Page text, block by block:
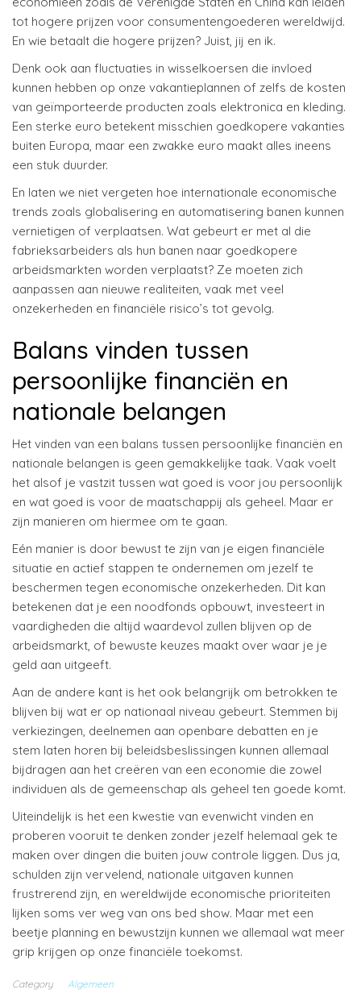
tot hogere prijzen voor consumentengoederen wereldwijd.
En wie betaalt die hogere prijzen? Juist, jij en ik.
Denk ook aan fluctuaties in wisselkoersen die invloed
kunnen hebben op onze vakantieplannen of zelfs de kosten
van geïmporteerde producten zoals elektronica en kleding.
Een sterke euro betekent misschien goedkopere vakanties
buiten Europa, maar een zwakke euro maakt alles ineens
een stuk duurder.
En laten we niet vergeten hoe internationale economische
trends zoals globalisering en automatisering banen kunnen
vernietigen of verplaatsen. Wat gebeurt er met al die
fabrieksarbeiders als hun banen naar goedkopere
arbeidsmarkten worden verplaatst? Ze moeten zich
aanpassen aan nieuwe realiteiten, vaak met veel
onzekerheden en financiële risico’s tot gevolg.
Balans vinden tussen
persoonlijke financiën en
nationale belangen
Het vinden van een balans tussen persoonlijke financiën en
nationale belangen is geen gemakkelijke taak. Vaak voelt
het alsof je vastzit tussen wat goed is voor jou persoonlijk
en wat goed is voor de maatschappij als geheel. Maar er
zijn manieren om hiermee om te gaan.
Eén manier is door bewust te zijn van je eigen financiële
situatie en actief stappen te ondernemen om jezelf te
beschermen tegen economische onzekerheden. Dit kan
betekenen dat je een noodfonds opbouwt, investeert in
vaardigheden die altijd waardevol zullen blijven op de
arbeidsmarkt, of bewuste keuzes maakt over waar je je
geld aan uitgeeft.
Aan de andere kant is het ook belangrijk om betrokken te
blijven bij wat er op nationaal niveau gebeurt. Stemmen bij
verkiezingen, deelnemen aan openbare debatten en je
stem laten horen bij beleidsbeslissingen kunnen allemaal
bijdragen aan het creëren van een economie die zowel
individuen als de gemeenschap als geheel ten goede komt.
Uiteindelijk is het een kwestie van evenwicht vinden en
proberen vooruit te denken zonder jezelf helemaal gek te
maken over dingen die buiten jouw controle liggen. Dus ja,
schulden zijn vervelend, nationale uitgaven kunnen
frustrerend zijn, en wereldwijde economische prioriteiten
lijken soms ver weg van ons bed show. Maar met een
beetje planning en bewustzijn kunnen we allemaal wat meer
grip krijgen op onze financiële toekomst.
Category Algemeen